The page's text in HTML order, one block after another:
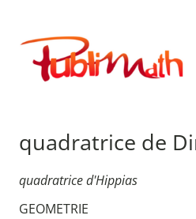
contenu
Publimath
quadratrice de
quadratrice d'Hippias
GEOMETRIE